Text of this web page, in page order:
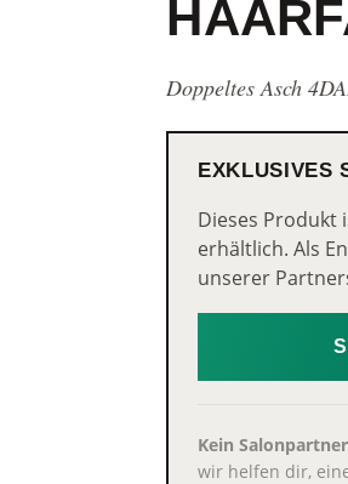
Doppeltes Asch
EXKLUSIVES
Dieses Produkt
erhältlich. Als
unserer
Kein
wir helfen dir,